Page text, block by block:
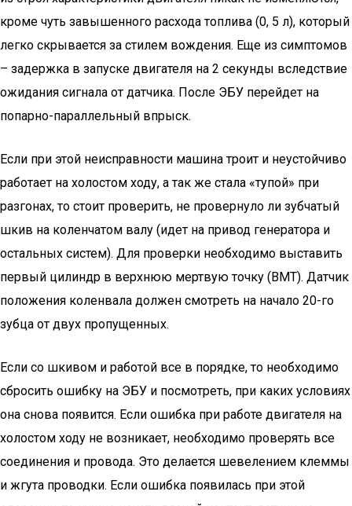
кроме чуть завышенного расхода топлива (0, 5 л), который
легко скрывается за стилем вождения. Еще из симптомов
– задержка в запуске двигателя на 2 секунды вследствие
ожидания сигнала от датчика. После ЭБУ перейдет на
попарно-параллельный впрыск.
Если при этой неисправности машина троит и неустойчиво
работает на холостом ходу, а так же стала «тупой» при
разгонах, то стоит проверить, не провернуло ли зубчатый
шкив на коленчатом валу (идет на привод генератора и
остальных систем). Для проверки необходимо выставить
первый цилиндр в верхнюю мертвую точку (ВМТ). Датчик
положения коленвала должен смотреть на начало 20-го
зубца от двух пропущенных.
Если со шкивом и работой все в порядке, то необходимо
сбросить ошибку на ЭБУ и посмотреть, при каких условиях
она снова появится. Если ошибка при работе двигателя на
холостом ходу не возникает, необходимо проверять все
соединения и провода. Это делается шевелением клеммы
и жгута проводки. Если ошибка появилась при этой